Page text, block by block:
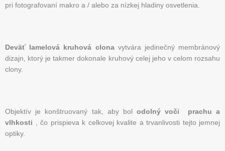
pri fotografovaní makro a / alebo za nízkej hladiny osvetlenia.
Deväť lamelová kruhová clonavytvára jedinečný membránový
dizajn, ktorý je takmer dokonale kruhový celej jeho v celom rozsahu
clony.
Objektív je konštruovaný tak, aby bol odolný voči
prachu a
vlhkosti
, čo prispieva k celkovej kvalite a trvanlivosti tejto jemnej
optiky.